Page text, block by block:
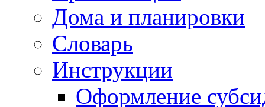
Дома и планировки
Словарь
Инструкции
Оформление